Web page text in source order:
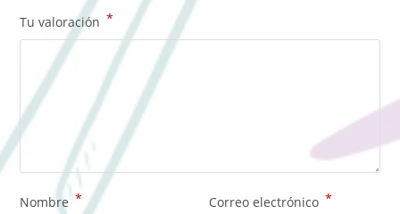
Tu valoración *
Nombre * Correo electrónico *